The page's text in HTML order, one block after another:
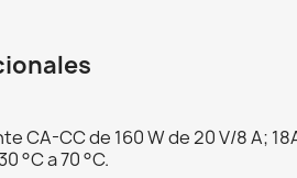
CA-CC de 160 W de 20 V/8 A;
°C a 70 °C.